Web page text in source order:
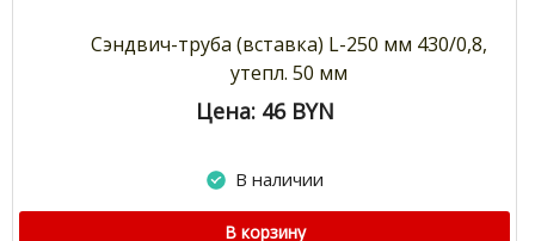
Сэндвич-труба (вставка) L-250 мм 430/0,8,
утепл. 50 мм
Цена: 46 BYN
В наличии
В корзину